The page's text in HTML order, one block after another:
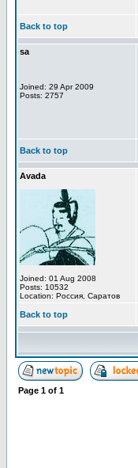
Back to top
sa
Joined: 29 Apr 2009
Posts: 2757
Back to top
Avada
Joined: 01 Aug 2008
Posts: 10532
Location: Россия, Саратов
Back to top
Page 1 of 1